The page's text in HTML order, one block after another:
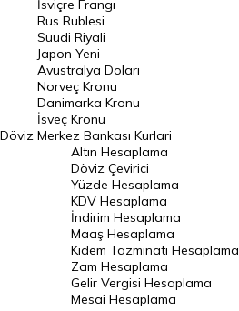
Riyal Kuru
Avustralya Doları
Danimarka Kronu Kuru
Kanada Doları Kuru
Norveç Kronu Kuru
İsveç Kronu Kuru
Japon Yeni Kuru
Serbest Piyasa Döviz Kurları
Merkez Bankası Döviz Kurları
Döviz
İsviçre Frangı
Rus Rublesi
Suudi Riyali
Japon Yeni
Avustralya Doları
Norveç Kronu
Danimarka Kronu
İsveç Kronu
Merkez Bankası Kurlari
Altın Hesaplama
Döviz Çevirici
Yüzde Hesaplama
KDV Hesaplama
İndirim Hesaplama
Maaş Hesaplama
Kıdem Tazminatı Hesaplama
Zam Hesaplama
Gelir Vergisi Hesaplama
Mesai Hesaplama